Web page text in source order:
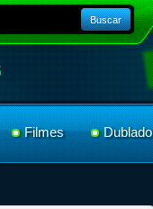
Buscar
Filmes Dublado